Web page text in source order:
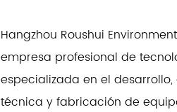
Hangzhou Roushui
empresa profesional de
especializada en el
técnica y fabricación de